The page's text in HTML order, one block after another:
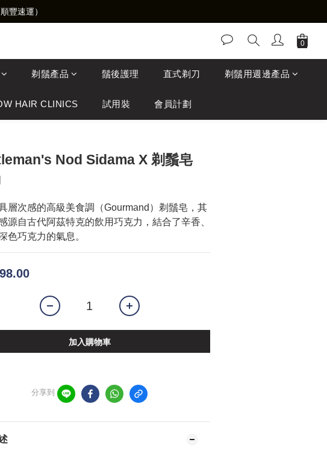
豐速運）
剃鬚產品 鬚後護理 直式剃刀 剃鬚用週邊產品
HAIR CLINICS 試用裝 會員計劃
Nod Sidama X 剃鬚皂
層次感的高級美食調（Gourmand）剃鬚皂，其
源自古代阿茲特克的飲用巧克力，結合了辛香、
色巧克力的氣息。
加入購物車
分享到